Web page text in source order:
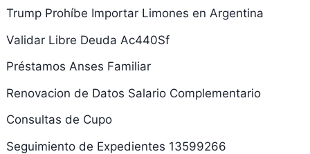
Trump Prohíbe Importar Limones en Argentina
Validar Libre Deuda Ac440Sf
Préstamos Anses Familiar
Renovacion de Datos Salario Complementario
Consultas de Cupo
Seguimiento de Expedientes 13599266